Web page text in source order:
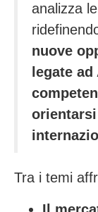
analizza le
nuove
legate ad
Tra i temi